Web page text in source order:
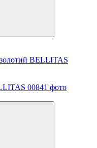
BELLITAS